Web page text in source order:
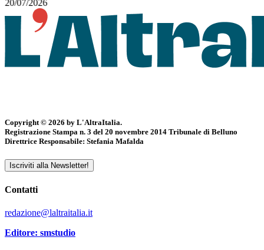
20/07/2026
Copyright © 2026 by L'AltraItalia.
Registrazione Stampa n. 3 del 20 novembre 2014 Tribunale di Belluno
Direttrice Responsabile: Stefania Mafalda
Iscriviti alla Newsletter!
Contatti
redazione@laltraitalia.it
Editore: smstudio